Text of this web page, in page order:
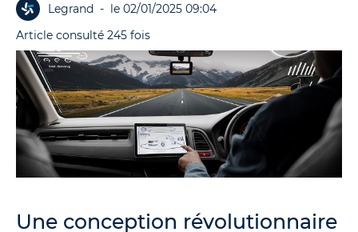
Legrand - le 02/01/2025 09:04
Article consulté 245 fois
Une conception révolutionnaire